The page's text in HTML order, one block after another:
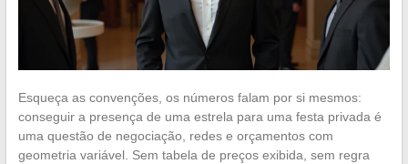
Esqueça as convenções, os números falam por si mesmos:
conseguir a presença de uma estrela para uma festa privada é
uma questão de negociação, redes e orçamentos com
geometria variável. Sem tabela de preços exibida, sem regra